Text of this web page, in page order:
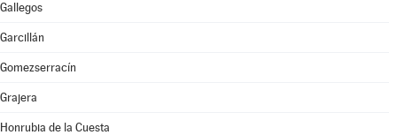
Gallegos
Garcillán
Gomezserracín
Grajera
Honrubia de la Cuesta